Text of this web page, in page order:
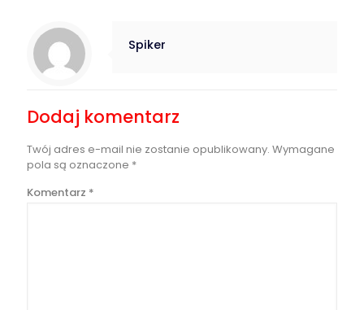
Spiker
Dodaj komentarz
Twój adres e-mail nie zostanie opublikowany. Wymagane
pola są oznaczone *
Komentarz *